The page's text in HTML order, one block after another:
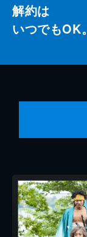
解約は
いつでもOK。